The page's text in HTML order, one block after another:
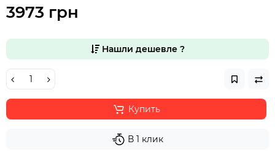
3973 грн
Нашли дешевле ?
Купить
В 1 клик